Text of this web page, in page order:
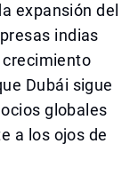
expansión del
indias
crecimiento
Dubái sigue
globales
a los ojos de